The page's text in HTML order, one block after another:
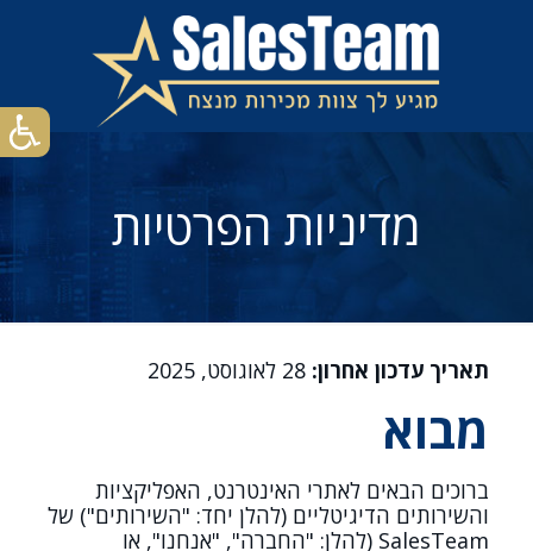
מדיניות הפרטיות
תאריך עדכון אחרון:
מבוא
ברוכים הבאים לאתרי האינטרנט, האפליקציות
והשירותים הדיגיטליים (להלן יחד: "השירותים") של
SalesTeam (להלן: "החברה", "אנחנו", או